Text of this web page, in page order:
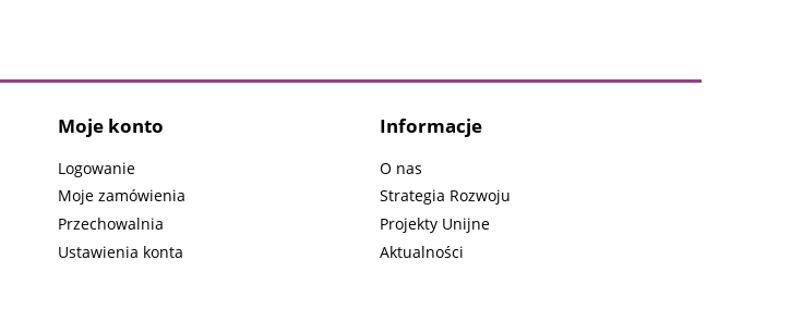
Moje konto
Logowanie
Moje zamówienia
Przechowalnia
Ustawienia konta
Informacje
O nas
Strategia Rozwoju
Projekty Unijne
Aktualności